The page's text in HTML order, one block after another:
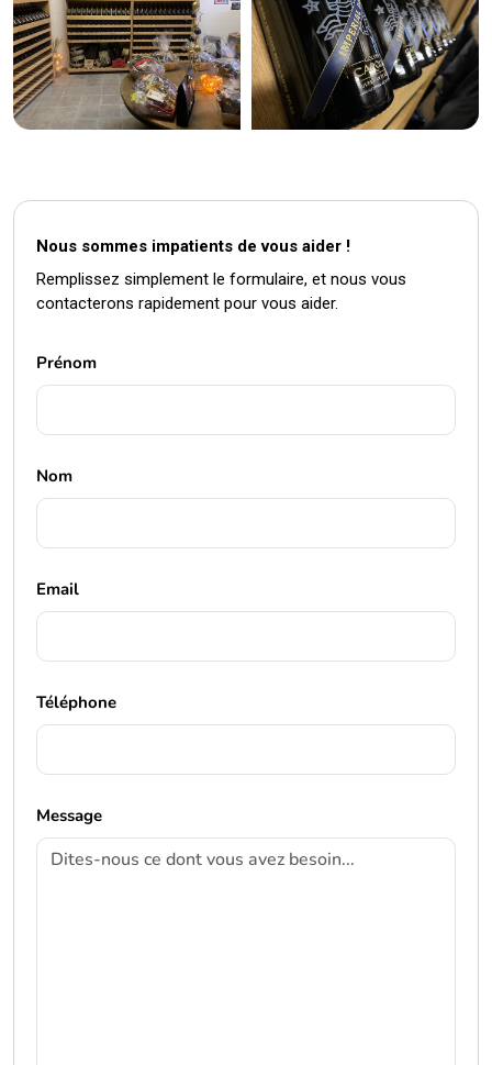
Nous sommes impatients de vous aider !
Remplissez simplement le formulaire, et nous vous
contacterons rapidement pour vous aider.
Prénom
Nom
Email
Téléphone
Message